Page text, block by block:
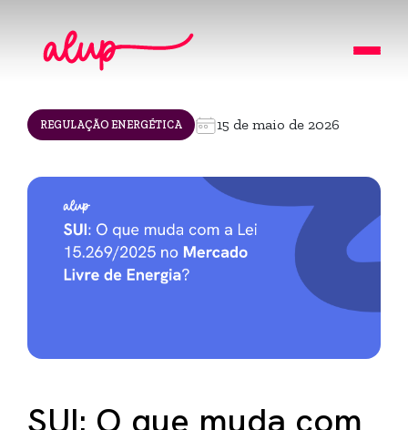
REGULAÇÃO ENERGÉTICA 15 de maio de 2026